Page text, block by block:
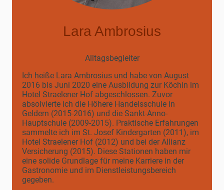
Lara Ambrosius
Alltagsbegleiter
Ich heiße Lara Ambrosius und habe von August
2016 bis Juni 2020 eine Ausbildung zur Köchin im
Hotel Straelener Hof abgeschlossen. Zuvor
absolvierte ich die Höhere Handelsschule in
Geldern (2015-2016) und die Sankt-Anno-
Hauptschule (2009-2015). Praktische Erfahrungen
sammelte ich im St. Josef Kindergarten (2011), im
Hotel Straelener Hof (2012) und bei der Allianz
Versicherung (2015). Diese Stationen haben mir
eine solide Grundlage für meine Karriere in der
Gastronomie und im Dienstleistungsbereich
gegeben.